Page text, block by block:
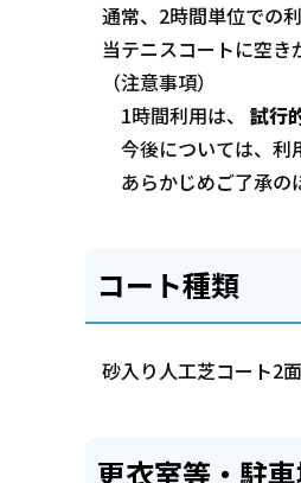
通常、2時間単位での
当テニスコートに空き
（注意事項）
1時間利用は、 試行
今後については、利
あらかじめご了承の
コート種類
砂入り人工芝コート2面
更衣室等・駐